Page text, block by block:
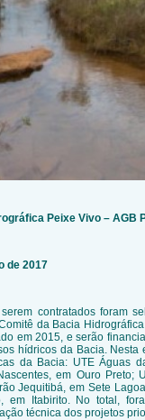
Peixe Vivo – AGB
de 2017
contratadosforam
da Bacia
em 2015, e serão
hídricos da Bacia. Nesta
da Bacia: UTE Águas
em Ouro Preto;
Jequitibá, em Sete
em Itabirito. No total,
técnica dos projetos